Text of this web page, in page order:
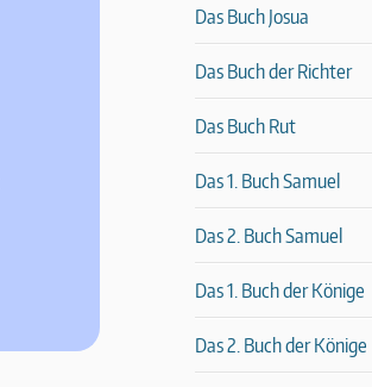
Das Buch Josua
Das Buch der Richter
Das Buch Rut
Das 1. Buch Samuel
Das 2. Buch Samuel
Das 1. Buch der Könige
Das 2. Buch der Könige